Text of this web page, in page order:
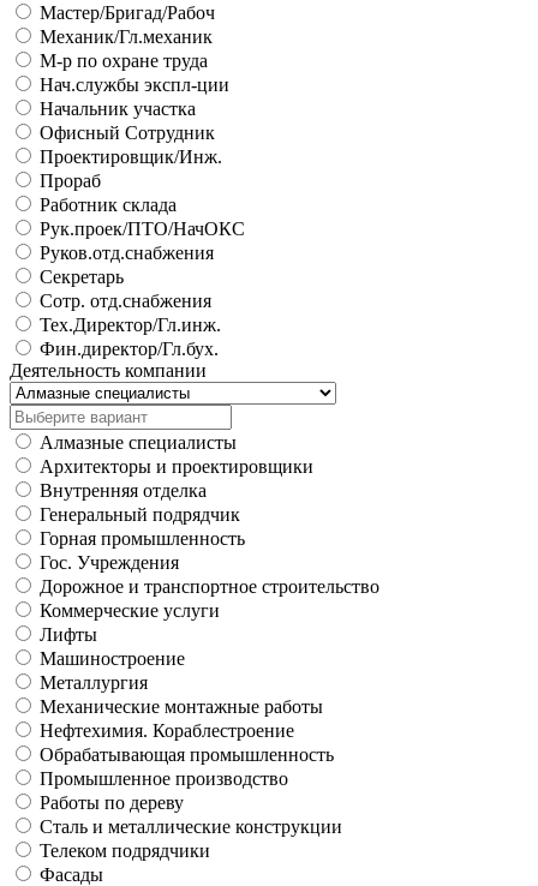
Мастер/Бригад/Рабоч
Механик/Гл.механик
М-р по охране труда
Нач.службы экспл-ции
Начальник участка
Офисный Сотрудник
Проектировщик/Инж.
Прораб
Работник склада
Рук.проек/ПТО/НачОКС
Руков.отд.снабжения
Секретарь
Сотр. отд.снабжения
Тех.Директор/Гл.инж.
Фин.директор/Гл.бух.
Деятельность компании
Алмазные специалисты
Архитекторы и проектировщики
Внутренняя отделка
Генеральный подрядчик
Горная промышленность
Гос. Учреждения
Дорожное и транспортное строительство
Коммерческие услуги
Лифты
Машиностроение
Металлургия
Механические монтажные работы
Нефтехимия. Кораблестроение
Обрабатывающая промышленность
Промышленное производство
Работы по дереву
Сталь и металлические конструкции
Телеком подрядчики
Фасады